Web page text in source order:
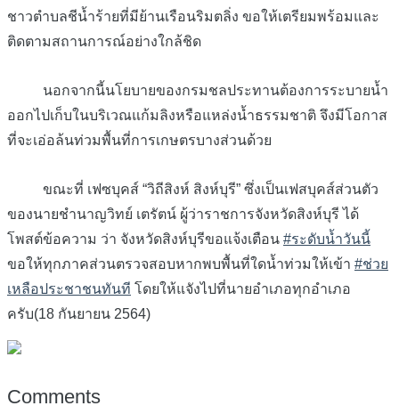
ชาวตำบลชีน้ำร้ายที่มีย้านเรือนริมตลิ่ง ขอให้เตรียมพร้อมและ
ติดตามสถานการณ์อย่างใกล้ชิด
นอกจากนี้นโยบายของกรมชลประทานต้องการระบายน้ำ
ออกไปเก็บในบริเวณแก้มลิงหรือแหล่งน้ำธรรมชาติ จึงมีโอกาส
ที่จะเอ่อล้นท่วมพื้นที่การเกษตรบางส่วนด้วย
ขณะที่ เฟซบุคส์ “วิถีสิงห์ สิงห์บุรี” ซึ่งเป็นเฟสบุคส์ส่วนตัว
ของนายชำนาญวิทย์ เตรัตน์ ผู้ว่าราชการจังหวัดสิงห์บุรี ได้
โพสต์ข้อความ ว่า จังหวัดสิงห์บุรีขอแจ้งเตือน #ระดับน้ำวันนี้
ขอให้ทุกภาคส่วนตรวจสอบหากพบพื้นที่ใดน้ำท่วมให้เข้า #ช่วย
เหลือประชาชนทันที โดยให้แจังไปที่นายอำเภอทุกอำเภอ
ครับ(18 กันยายน 2564)
Comments